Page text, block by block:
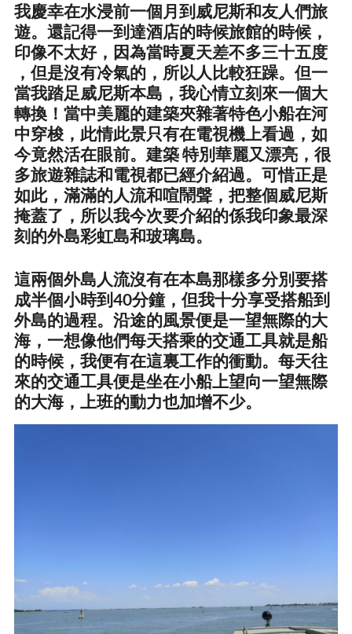
我慶幸在水浸前一個月到威尼斯和友人們旅
遊。還記得一到達酒店的時候旅館的時候，
印像不太好，因為當時夏天差不多三十五度
，但是沒有冷氣的，所以人比較狂躁。但一
當我踏足威尼斯本島，我心情立刻來一個大
轉換！當中美麗的建築夾雜著特色小船在河
中穿梭，此情此景只有在電視機上看過，如
今竟然活在眼前。建築 特別華麗又漂亮，很
多旅遊雜誌和電視都已經介紹過。可惜正是
如此，滿滿的人流和喧鬧聲，把整個威尼斯
掩蓋了，所以我今次要介紹的係我印象最深
刻的外島彩虹島和玻璃島。
這兩個外島人流沒有在本島那樣多分別要搭
成半個小時到40分鐘，但我十分享受搭船到
外島的過程。沿途的風景便是一望無際的大
海，一想像他們每天搭乘的交通工具就是船
的時候，我便有在這裏工作的衝動。每天往
來的交通工具便是坐在小船上望向一望無際
的大海，上班的動力也加增不少。